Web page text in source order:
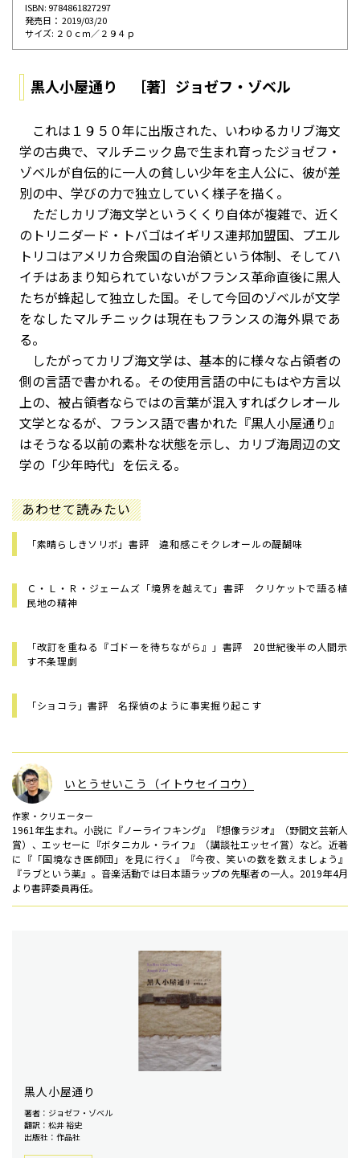
ISBN: 9784861827297
発売⽇： 2019/03/20
サイズ: ２０ｃｍ／２９４ｐ
黒人小屋通り ［著］ジョゼフ・ゾベル
これは１９５０年に出版された、いわゆるカリブ海文
学の古典で、マルチニック島で生まれ育ったジョゼフ・
ゾベルが自伝的に一人の貧しい少年を主人公に、彼が差
別の中、学びの力で独立していく様子を描く。
ただしカリブ海文学というくくり自体が複雑で、近く
のトリニダード・トバゴはイギリス連邦加盟国、プエル
トリコはアメリカ合衆国の自治領という体制、そしてハ
イチはあまり知られていないがフランス革命直後に黒人
たちが蜂起して独立した国。そして今回のゾベルが文学
をなしたマルチニックは現在もフランスの海外県であ
る。
したがってカリブ海文学は、基本的に様々な占領者の
側の言語で書かれる。その使用言語の中にもはや方言以
上の、被占領者ならではの言葉が混入すればクレオール
文学となるが、フランス語で書かれた『黒人小屋通り』
はそうなる以前の素朴な状態を示し、カリブ海周辺の文
学の「少年時代」を伝える。
あわせて読みたい
「素晴らしきソリボ」書評 違和感こそクレオールの醍醐味
Ｃ・Ｌ・Ｒ・ジェームズ「境界を越えて」書評 クリケットで語る植
民地の精神
「改訂を重ねる『ゴドーを待ちながら』」書評 20世紀後半の人間示
す不条理劇
「ショコラ」書評 名探偵のように事実掘り起こす
いとうせいこう（イトウセイコウ）
作家・クリエーター
1961年生まれ。小説に『ノーライフキング』『想像ラジオ』（野間文芸新人
賞）、エッセーに『ボタニカル・ライフ』（講談社エッセイ賞）など。近著
に『「国境なき医師団」を見に行く』『今夜、笑いの数を数えましょう』
『ラブという薬』。音楽活動では日本語ラップの先駆者の一人。2019年4月
より書評委員再任。
黒人小屋通り
著者：ジョゼフ・ゾベル
翻訳：松井 裕史
出版社：作品社